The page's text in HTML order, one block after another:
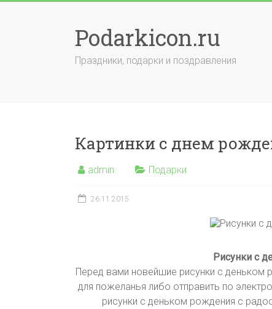
Podarkicon.ru
Праздники, подарки и поздравления
Картинки с днем
admin Подарки
26.11.2015
Рисунки с
Перед вами новейшие рисунки с
для пожеланья либо отправить по
рисунки с деньком рождения с